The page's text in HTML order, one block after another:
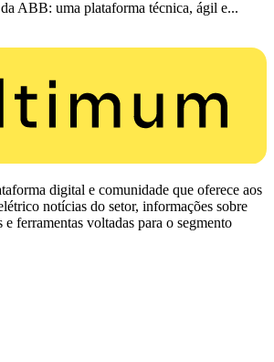
ABB: uma plataforma técnica, ágil e...
digital e comunidade que oferece aos
notícias do setor, informações sobre
ferramentas voltadas para o segmento